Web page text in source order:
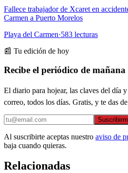
Fallece trabajador de Xcaret en
Carmen a Puerto Morelos
Playa del Carmen·583 lecturas
📰 Tu edición de hoy
Recibe el periódico de
El diario para hojear, las claves del día
correo, todos los días. Gratis, y te das
Al suscribirte aceptas nuestro aviso de
baja cuando quieras.
Relacionadas